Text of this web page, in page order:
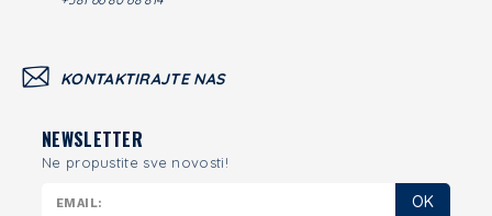
KONTAKTIRAJTE NAS
NEWSLETTER
Ne propustite sve novosti!
OK